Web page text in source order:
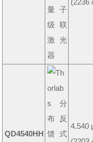
(2236
QD4540HH
4.540